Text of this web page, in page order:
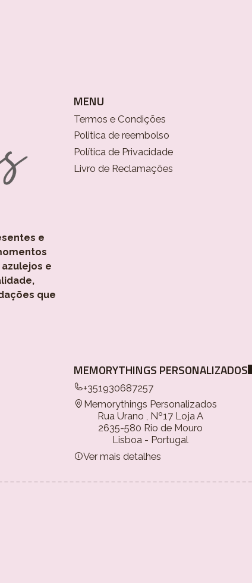
e
e
que
MENU
Termos e Condições
Politica de reembolso
Política de Privacidade
Livro de Reclamações
MEMORYTHINGS PERSONALIZADOS
+351930687257
Memorythings Personalizados
Rua Urano , Nº17 Loja A
2635-580 Rio de Mouro
Lisboa - Portugal
Ver mais detalhes